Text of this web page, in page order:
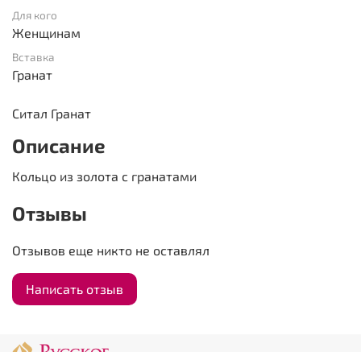
Для кого
Женщинам
Вставка
Гранат
Ситал Гранат
Описание
Кольцо из золота с гранатами
Отзывы
Отзывов еще никто не оставлял
Написать отзыв